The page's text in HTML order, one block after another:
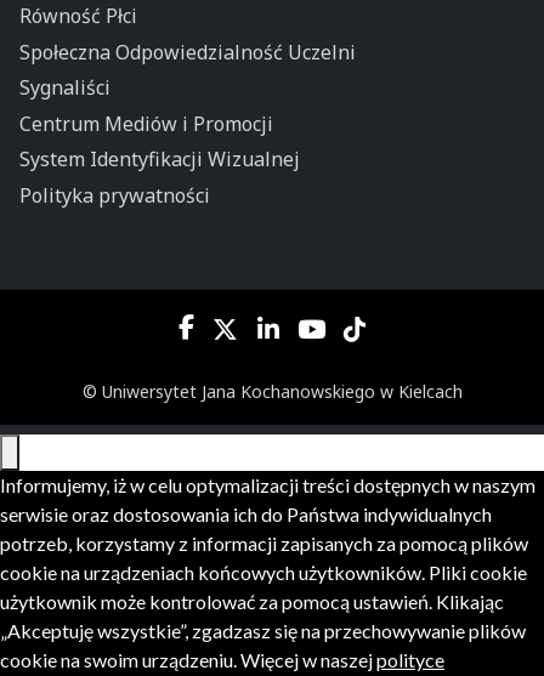
Równość Płci
Społeczna Odpowiedzialność Uczelni
Sygnaliści
Centrum Mediów i Promocji
System Identyfikacji Wizualnej
Polityka prywatności
© Uniwersytet Jana Kochanowskiego w Kielcach
Informujemy, iż w celu optymalizacji treści dostępnych w naszym
serwisie oraz dostosowania ich do Państwa indywidualnych
potrzeb, korzystamy z informacji zapisanych za pomocą plików
cookie na urządzeniach końcowych użytkowników. Pliki cookie
użytkownik może kontrolować za pomocą ustawień. Klikając
„Akceptuję wszystkie”, zgadzasz się na przechowywanie plików
cookie na swoim urządzeniu. Więcej w naszejpolityce